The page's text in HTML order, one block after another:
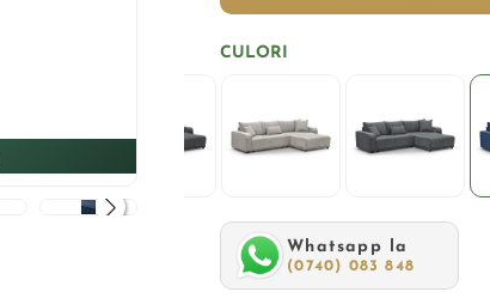
CULORI
Whatsapp la
(0740) 083 848